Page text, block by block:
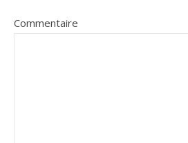
Commentaire